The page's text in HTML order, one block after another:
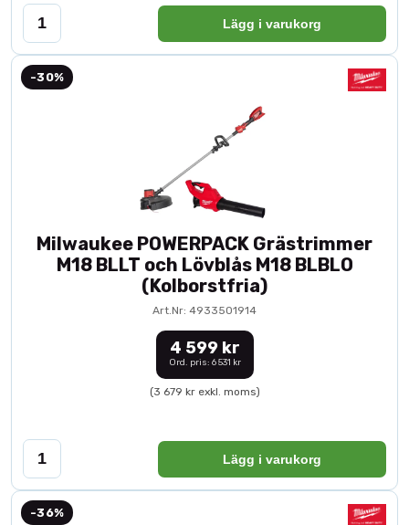
Lägg i varukorg
-30%
Milwaukee POWERPACK Grästrimmer
M18 BLLT och Lövblås M18 BLBLO
(Kolborstfria)
Art.Nr: 4933501914
4 599 kr
Ord. pris: 6 531 kr
(3 679 kr exkl. moms)
Lägg i varukorg
-36%